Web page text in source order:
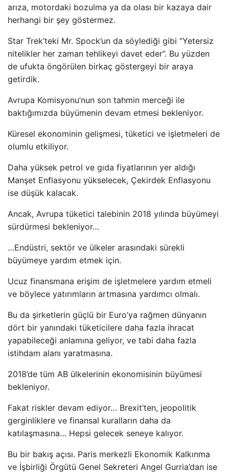
arıza, motordaki bozulma ya da olası bir kazaya dair
herhangi bir şey göstermez.
Star Trek’teki Mr. Spock’un da söylediği gibi “Yetersiz
nitelikler her zaman tehlikeyi davet eder”. Bu yüzden
de ufukta öngörülen birkaç göstergeyi bir araya
getirdik.
Avrupa Komisyonu’nun son tahmin merceği ile
baktığımızda büyümenin devam etmesi bekleniyor.
Küresel ekonominin gelişmesi, tüketici ve işletmeleri de
olumlu etkiliyor.
Daha yüksek petrol ve gıda fiyatlarının yer aldığı
Manşet Enflasyonu yükselecek, Çekirdek Enflasyonu
ise düşük kalacak.
Ancak, Avrupa tüketici talebinin 2018 yılında büyümeyi
sürdürmesi bekleniyor…
…Endüstri, sektör ve ülkeler arasındaki sürekli
büyümeye yardım etmek için.
Ucuz finansmana erişim de işletmelere yardım etmeli
ve böylece yatırımların artmasına yardımcı olmalı.
Bu da şirketlerin güçlü bir Euro’ya rağmen dünyanın
dört bir yanındaki tüketicilere daha fazla ihracat
yapabileceği anlamına geliyor, ve tabi daha fazla
istihdam alanı yaratmasına.
2018’de tüm AB ülkelerinin ekonomisinin büyümesi
bekleniyor.
Fakat riskler devam ediyor… Brexit’ten, jeopolitik
gerginliklere ve finansal kuralların daha da
katılaşmasına… Hepsi gelecek seneye kalıyor.
Bu bir bakış açısı. Paris merkezli Ekonomik Kalkınma
ve İşbirliği Örgütü Genel Sekreteri Angel Gurria’dan ise